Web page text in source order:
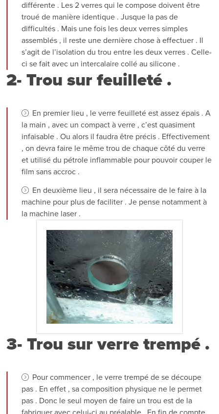
différente . Les 2 verres qui le compose doivent être
troué de manière identique . Jusque la pas de
difficultés . Mais une fois les deux verres simples
assemblés , il reste une dernière chose à effectuer . Il
s’agit de l’isolation du trou entre les deux verres . Celle-
ci se fait avec un intercalaire collé au silicone .
2- Trou sur feuilleté .
En premier lieu , le verre feuilleté est assez épais . A
la main , avec un compact à verre , c’est quasiment
infaisable . Ou alors il faudra être précis . Effectivement
, on devra faire le même trou de chaque côté du verre
et utilisé du pétrole inflammable pour pouvoir couper le
film sans accroc .
En deuxième lieu , il sera nécessaire de le faire à la
machine pour plus de faciliter . Je pense notamment à
la machine laser .
3- Trou sur verre trempé .
Pour commencer , le verre trempé de se découpe
pas . En effet , sa composition physique ne le permet
pas . Donc le seul moyen de faire un trou est de la